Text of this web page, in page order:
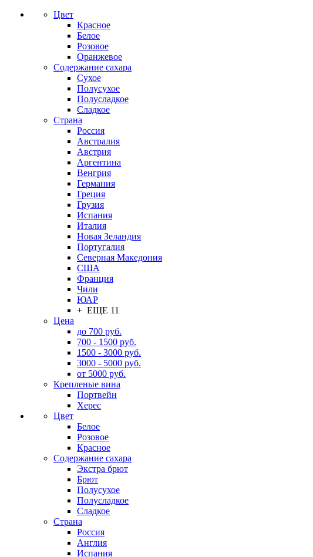
Цвет
Красное
Белое
Розовое
Оранжевое
Содержание сахара
Сухое
Полусухое
Полусладкое
Сладкое
Страна
Россия
Австралия
Австрия
Аргентина
Венгрия
Германия
Греция
Грузия
Испания
Италия
Новая Зеландия
Португалия
Северная Македония
США
Франция
Чили
ЮАР
+ ЕЩЕ 11
Цена
до 700 руб.
700 - 1500 руб.
1500 - 3000 руб.
3000 - 5000 руб.
от 5000 руб.
Крепленые вина
Портвейн
Херес
Цвет
Белое
Розовое
Красное
Содержание сахара
Экстра брют
Брют
Полусухое
Полусладкое
Сладкое
Страна
Россия
Англия
Испания